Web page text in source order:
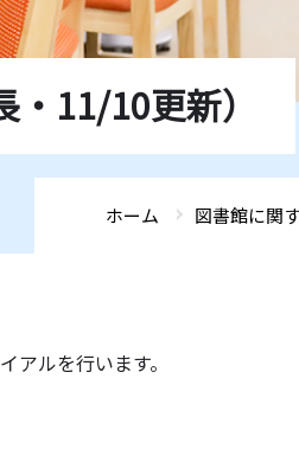
11/10更新）
ホーム 図書館に関
ルを行います。